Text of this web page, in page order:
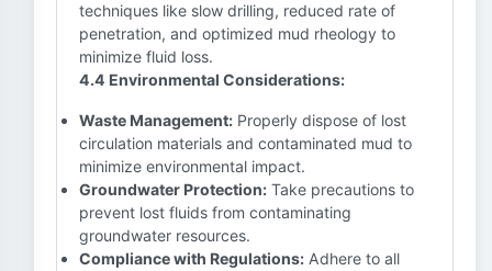
techniques like slow drilling, reduced rate of
penetration, and optimized mud rheology to
minimize fluid loss.
4.4 Environmental Considerations:
Waste Management: Properly dispose of lost
circulation materials and contaminated mud to
minimize environmental impact.
Groundwater Protection: Take precautions to
prevent lost fluids from contaminating
groundwater resources.
Compliance with Regulations: Adhere to all